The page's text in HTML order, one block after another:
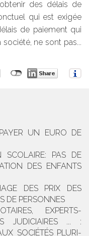
des délais de
qui est exigée
de paiement qui
ne sont pas...
UN EURO DE
SCOLAIRE: PAS DE
DES ENFANTS
DES PRIX DES
DE PERSONNES
EXPERTS-
JUDICIAIRES ... :
SOCIÉTÉS PLURI-